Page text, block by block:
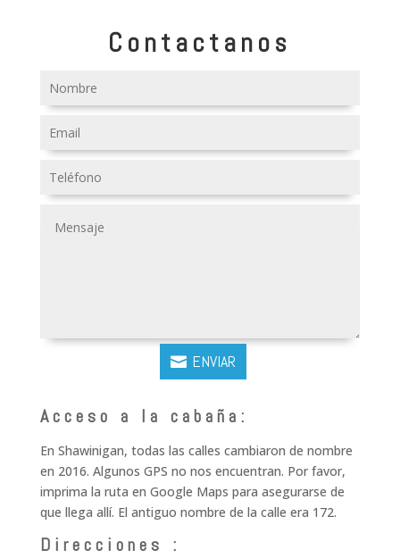
Contactanos
ENVIAR
Acceso a la cabaña:
En Shawinigan, todas las calles cambiaron de nombre
en 2016. Algunos GPS no nos encuentran. Por favor,
imprima la ruta en Google Maps para asegurarse de
que llega allí. El antiguo nombre de la calle era 172.
Direcciones :